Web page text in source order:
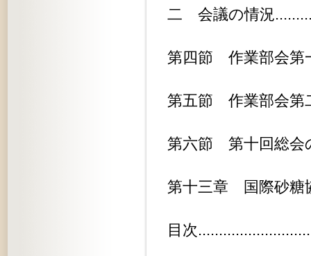
二 会議の情況
第四節 作業部会第
第五節 作業部会第
第六節 第十回総会
第十三章 国際砂糖
目次